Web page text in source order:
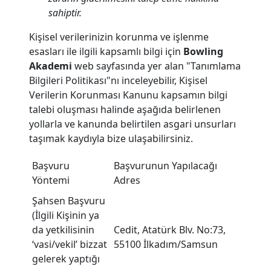
sahiptir.
Kişisel verilerinizin korunma ve işlenme
esasları ile ilgili kapsamlı bilgi için Bowling
Akademi web sayfasında yer alan "Tanımlama
Bilgileri Politikası"nı inceleyebilir, Kişisel
Verilerin Korunması Kanunu kapsamın bilgi
talebi oluşması halinde aşağıda belirlenen
yollarla ve kanunda belirtilen asgari unsurları
taşımak kaydıyla bize ulaşabilirsiniz.
Başvuru
Yöntemi
Başvurunun Yapılacağı
Adres
Şahsen Başvuru
(İlgili Kişinin ya
da yetkilisinin
‘vasi/vekil’ bizzat
gelerek yaptığı
Cedit, Atatürk Blv. No:73,
55100 İlkadım/Samsun